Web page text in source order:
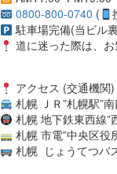
0800-800-0740 (
駐車場完備(当ビル
道に迷った際は、お
アクセス (交通機関)
札幌 ＪＲ”札幌駅”
札幌 地下鉄東西線
札幌 市電”中央区役
札幌 じょうてつバ